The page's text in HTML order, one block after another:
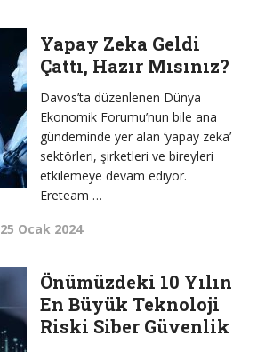
Yapay Zeka Geldi
Çattı, Hazır Mısınız?
Davos’ta düzenlenen Dünya
Ekonomik Forumu’nun bile ana
gündeminde yer alan ‘yapay zeka’
sektörleri, şirketleri ve bireyleri
etkilemeye devam ediyor.
Ereteam …
25 Ocak 2024
Önümüzdeki 10 Yılın
En Büyük Teknoloji
Riski Siber Güvenlik